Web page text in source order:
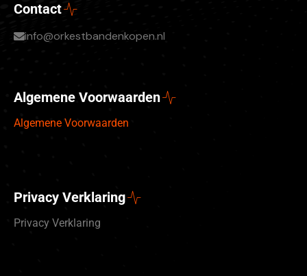
Contact
info@orkestbandenkopen.nl
Algemene Voorwaarden
Algemene Voorwaarden
Privacy Verklaring
Privacy Verklaring